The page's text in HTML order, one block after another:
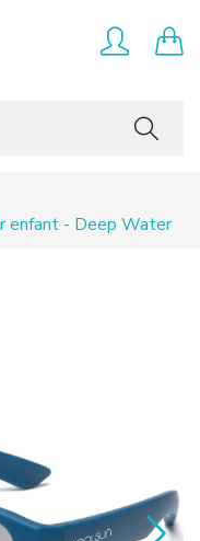
enfant - Deep Water